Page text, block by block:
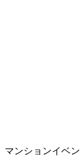
マンションイベ